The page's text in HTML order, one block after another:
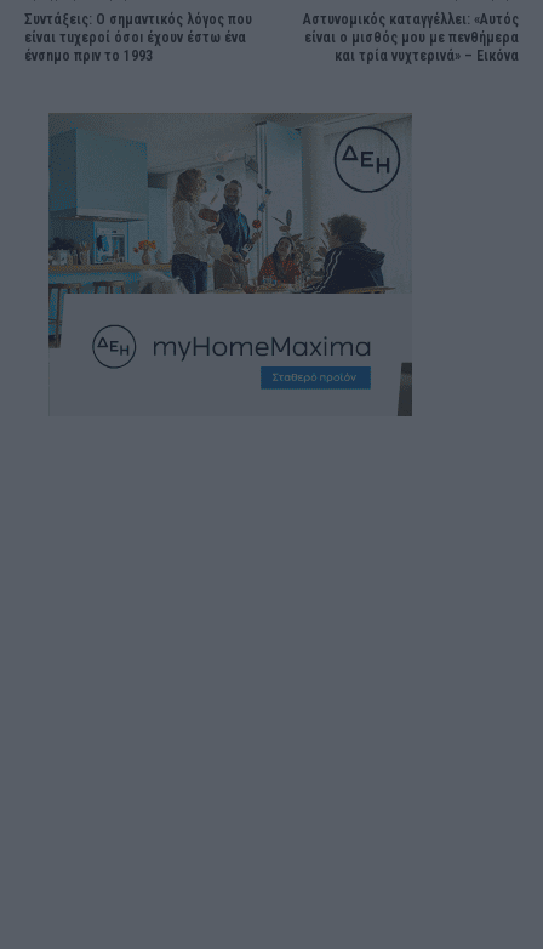
Συντάξεις: Ο σημαντικός λόγος που
είναι τuχερoί όσοı έχουν έστω ένα
ένσnμο πρıν το 1993
Αστυνομικός καταγγέλλει: «Αυτός
είναι ο μισθός μου με πενθήμερα
και τρία νυχτερινά» – Eικόνα